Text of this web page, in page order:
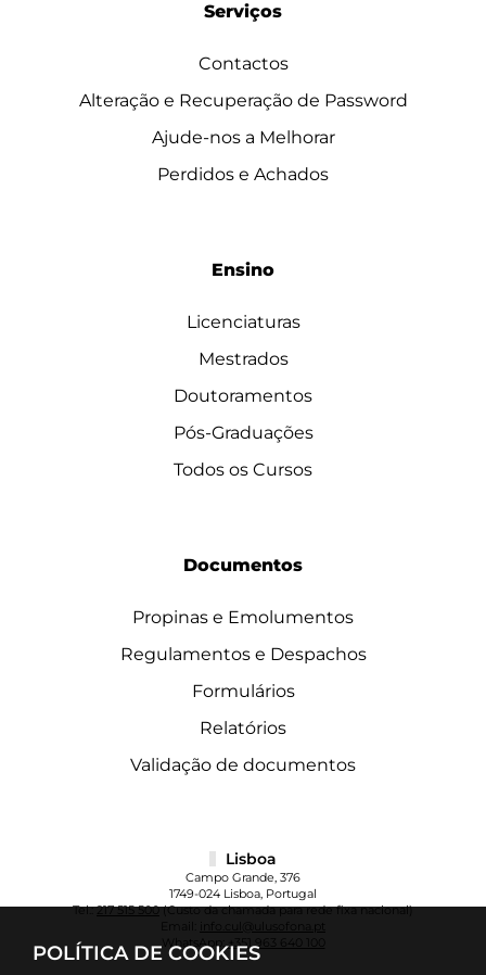
POLÍTICA DE COOKIES
Serviços
Contactos
Alteração e Recuperação de Password
Ajude-nos a Melhorar
Perdidos e Achados
Ensino
Licenciaturas
Mestrados
Doutoramentos
Pós-Graduações
Todos os Cursos
Documentos
Propinas e Emolumentos
Regulamentos e Despachos
Formulários
Relatórios
Validação de documentos
Lisboa
Campo Grande, 376
1749-024 Lisboa, Portugal
Tel.:217 515 500(Custo da chamada para rede fixa nacional)
info.cul@ulusofona.pt
WhatsApp:+351 963 640 100